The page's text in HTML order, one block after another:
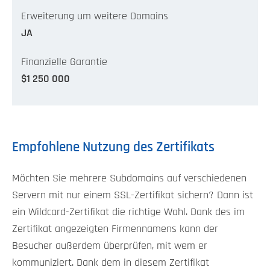
Erweiterung um weitere Domains
JA
Finanzielle Garantie
$1 250 000
Empfohlene Nutzung des Zertifikats
Möchten Sie mehrere Subdomains auf verschiedenen
Servern mit nur einem SSL-Zertifikat sichern? Dann ist
ein Wildcard-Zertifikat die richtige Wahl. Dank des im
Zertifikat angezeigten Firmennamens kann der
Besucher außerdem überprüfen, mit wem er
kommuniziert. Dank dem in diesem Zertifikat